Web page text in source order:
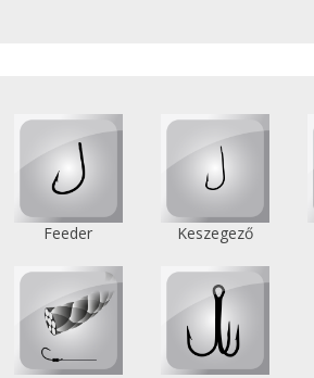
Feeder Keszegező